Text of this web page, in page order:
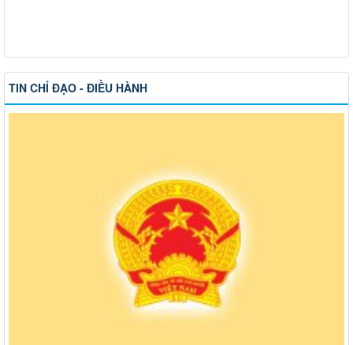
TIN CHỈ ĐẠO - ĐIỀU HÀNH